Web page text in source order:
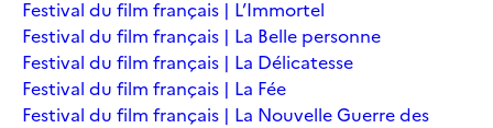
Festival du film français | L’Immortel
Festival du film français | La Belle personne
Festival du film français | La Délicatesse
Festival du film français | La Fée
Festival du film français | La Nouvelle Guerre des